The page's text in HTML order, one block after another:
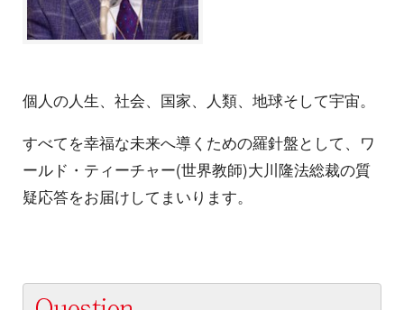
個人の人生、社会、国家、人類、地球そして宇宙。
すべてを幸福な未来へ導くための羅針盤として、ワ
ールド・ティーチャー(世界教師)大川隆法総裁の質
疑応答をお届けしてまいります。